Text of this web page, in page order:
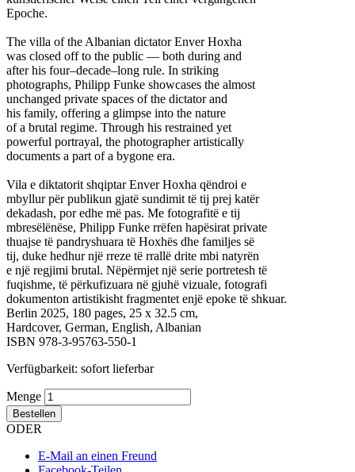
Epoche.
The villa of the Albanian dictator Enver Hoxha
was closed off to the public — both during and
after his four–decade–long rule. In striking
photographs, Philipp Funke showcases the almost
unchanged private spaces of the dictator and
his family, offering a glimpse into the nature
of a brutal regime. Through his restrained yet
powerful portrayal, the photographer artistically
documents a part of a bygone era.
Vila e diktatorit shqiptar Enver Hoxha qëndroi e
mbyllur për publikun gjatë sundimit të tij prej katër
dekadash, por edhe më pas. Me fotografitë e tij
mbresëlënëse, Philipp Funke rrëfen hapësirat private
thuajse të pandryshuara të Hoxhës dhe familjes së
tij, duke hedhur një rreze të rrallë drite mbi natyrën
e një regjimi brutal. Nëpërmjet një serie portretesh të
fuqishme, të përkufizuara në gjuhë vizuale, fotografi
dokumenton artistikisht fragmentet enjë epoke të shkuar.
Berlin 2025, 180 pages, 25 x 32.5 cm,
Hardcover, German, English, Albanian
ISBN 978-3-95763-550-1
Verfügbarkeit: sofort lieferbar
Menge
Bestellen
ODER
E-Mail an einen Freund